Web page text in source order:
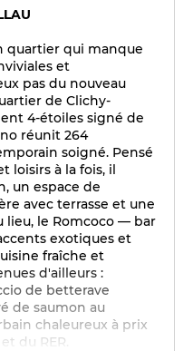
quartier qui manque
et
pas du nouveau
de Clichy-
4-étoiles signé de
réunit 264
soigné. Pensé
loisirs à la fois, il
un espace de
avec terrasse et une
lieu, le Romcoco — bar
exotiques et
fraîche et
d'ailleurs :
de betterave
de saumon au
chaleureux à prix
du RER.